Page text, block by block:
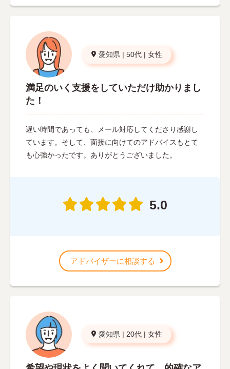
愛知県 | 50代 | 女性
満足のいく支援をしていただけ助かりまし
た！
遅い時間であっても、メール対応してくださり感謝し
ています。そして、面接に向けてのアドバイスもとて
も心強かったです。ありがとうございました。
5.0
アドバイザーに相談する
愛知県 | 20代 | 女性